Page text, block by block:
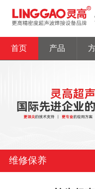
首页 产品
维修保养